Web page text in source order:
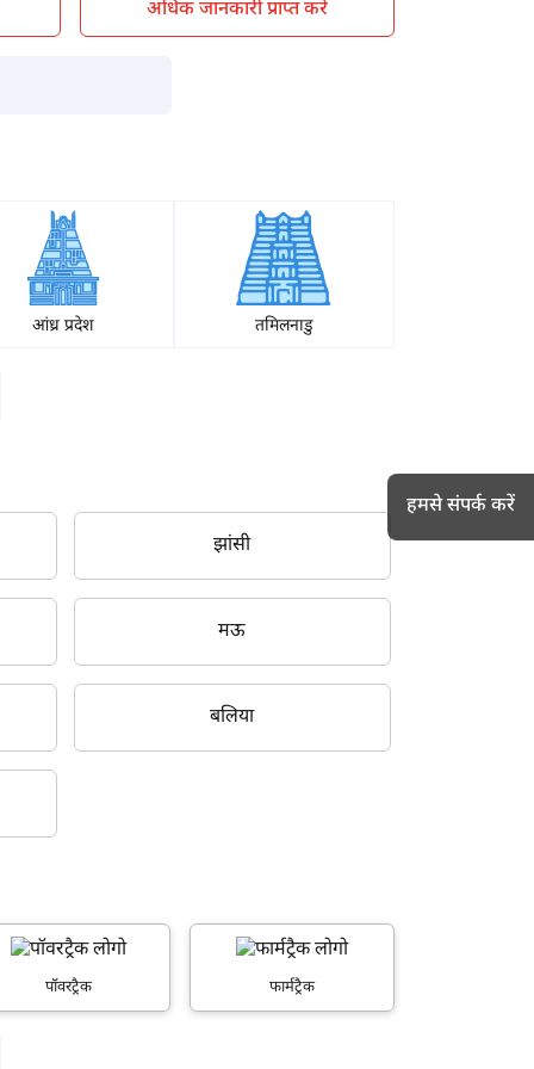
अधिक जानकारी प्राप्त करें
आंध्र प्रदेश तमिलनाडु
झांसी
मऊ
बलिया
पॉवरट्रैक फार्मट्रैक
हमसे संपर्क करें